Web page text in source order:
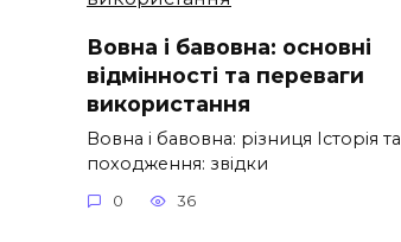
Вовна і бавовна: основні
відмінності та переваги
використання
Вовна і бавовна: різниця Історія та
походження: звідки
0 36